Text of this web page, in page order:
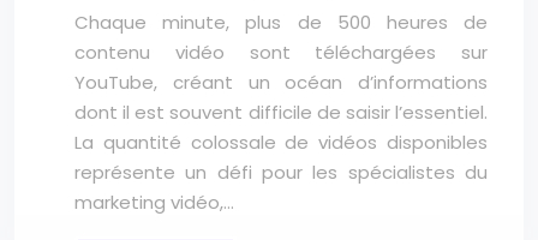
Chaque minute, plus de 500 heures de
contenu vidéo sont téléchargées sur
YouTube, créant un océan d’informations
dont il est souvent difficile de saisir l’essentiel.
La quantité colossale de vidéos disponibles
représente un défi pour les spécialistes du
marketing vidéo,…